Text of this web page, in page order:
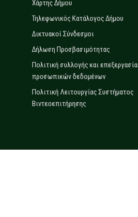
Χάρτης Δήμου
Τηλεφωνικός Κατάλογος Δήμου
Δικτυακοί Σύνδεσμοι
Δήλωση Προσβασιμότητας
Πολιτική συλλογής και
προσωπικών δεδομένων
Πολιτική Λειτουργίας Συστήματος
Βιντεοεπιτήρησης